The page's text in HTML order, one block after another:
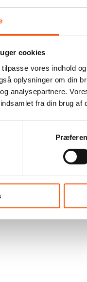
cookies
vores indhold
oplysninger om din
analysepartnere.
fra din brug af